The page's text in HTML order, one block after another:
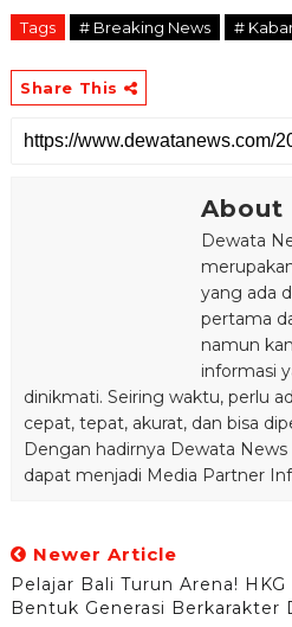
Tags # Breaking News #
Share This
About
Dewata
yang ada
pertama
namun
informasi
dinikmati. Seiring waktu, perlu
cepat, tepat, akurat, dan bisa
Dengan hadirnya Dewata
dapat menjadi Media Partner
Newer Article
Pelajar Bali Turun Arena!
Bentuk Generasi Berkarakter